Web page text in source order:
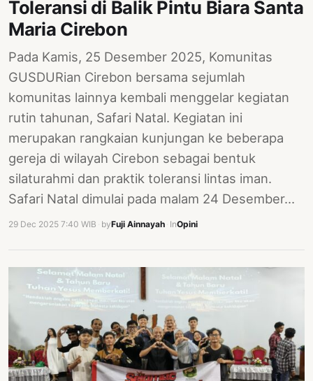
Toleransi di Balik Pintu Biara Santa
Maria Cirebon
Pada Kamis, 25 Desember 2025, Komunitas
GUSDURian Cirebon bersama sejumlah
komunitas lainnya kembali menggelar kegiatan
rutin tahunan, Safari Natal. Kegiatan ini
merupakan rangkaian kunjungan ke beberapa
gereja di wilayah Cirebon sebagai bentuk
silaturahmi dan praktik toleransi lintas iman.
Safari Natal dimulai pada malam 24 Desember…
29 Dec 2025 7:40 WIB byFuji Ainnayah InOpini